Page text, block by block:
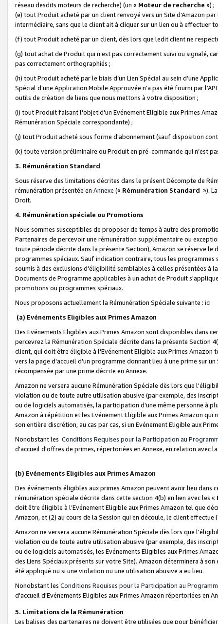
réseau desdits moteurs de recherche) (un « Moteur de recherche ») ;
(e) tout Produit acheté par un client renvoyé vers un Site d'Amazon
intermédiaire, sans que le client ait à cliquer sur un lien ou à
(f) tout Produit acheté par un client, dès lors que ledit client ne
(g) tout achat de Produit qui n’est pas correctement suivi ou signalé,
pas correctement orthographiés ;
(h) tout Produit acheté par le biais d’un Lien Spécial au sein d’une
Spécial d'une Application Mobile Approuvée n’a pas été fourni par
outils de création de liens que nous mettons à votre disposition ;
(i) tout Produit faisant l'objet d'un Evénement Eligible aux Primes
Rémunération Spéciale correspondante) ;
(j) tout Produit acheté sous forme d'abonnement (sauf disposition
(k) toute version préliminaire ou Produit en pré-commande qui n’est
3. Rémunération Standard
Sous réserve des limitations décrites dans le présent Décompte de
rémunération présentée en Annexe (« Rémunération Standard »).
Droit.
4. Rémunération spéciale ou Promotions
Nous sommes susceptibles de proposer de temps à autre des
Partenaires de percevoir une rémunération supplémentaire ou
toute période décrite dans la présente Section), Amazon se réserve
programmes spéciaux. Sauf indication contraire, tous les
soumis à des exclusions d'éligibilité semblables à celles présentées à
Documents de Programme applicables à un achat de Produit
promotions ou programmes spéciaux.
Nous proposons actuellement la Rémunération Spéciale suivante : ici
(a) Evénements Eligibles aux Primes Amazon
Des Evénements Eligibles aux Primes Amazon sont disponibles dans
percevrez la Rémunération Spéciale décrite dans la présente Section
client, qui doit être éligible à l'Evénement Eligible aux Primes Amazon
vers la page d'accueil d'un programme donnant lieu à une prime sur
récompensée par une prime décrite en Annexe.
Amazon ne versera aucune Rémunération Spéciale dès lors que
violation ou de toute autre utilisation abusive (par exemple, des
ou de logiciels automatisés, la participation d'une même personne à
Amazon à répétition et les Evénement Eligible aux Primes Amazon qui
son entière discrétion, au cas par cas, si un Evénement Eligible aux
Nonobstant les Conditions Requises pour la Participation au
d'accueil d'offres de primes, répertoriées en Annexe, en relation avec
(b) Evénements Eligibles aux Primes Amazon
Des événements éligibles aux primes Amazon peuvent avoir lieu dans
rémunération spéciale décrite dans cette section 4(b) en lien avec les «
doit être éligible à l’Evénement Eligible aux Primes Amazon tel que
Amazon, et (2) au cours de la Session qui en découle, le client
Amazon ne versera aucune Rémunération Spéciale dès lors que
violation ou de toute autre utilisation abusive (par exemple, des
ou de logiciels automatisés, les Evénements Eligibles aux Primes
des Liens Spéciaux présents sur votre Site). Amazon déterminera à
été appliqué ou si une violation ou une utilisation abusive a eu lieu.
Nonobstant les Conditions Requises pour la Participation au
d'accueil d'Evénements Eligibles aux Primes Amazon répertoriées en
5. Limitations de la Rémunération
Les balises des partenaires ne doivent être utilisées que pour